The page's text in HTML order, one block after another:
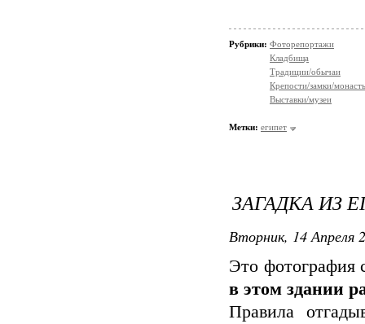
Рубрики: Фоторепортажи
Кладбища
Традиции/обычаи
Крепости/замки/
Выставки/музеи
Метки: египет
ЗАГАДКА ИЗ
Вторник, 14 Апреля
Это фотография
в этом здании
Правила